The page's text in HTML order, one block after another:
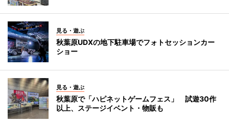
見る・遊ぶ
秋葉原UDXの地下駐車場でフォトセッションカー
ショー
見る・遊ぶ
秋葉原で「ハピネットゲームフェス」 試遊30作
以上、ステージイベント・物販も